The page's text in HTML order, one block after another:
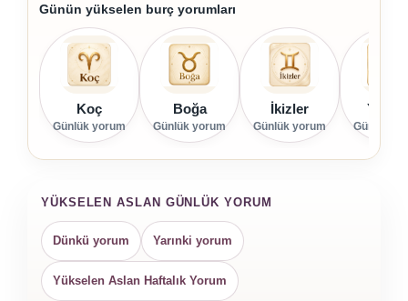
Günün yükselen burç yorumları
Koç
Günlük yorum
Boğa
Günlük yorum
İkizler
Günlük yorum Günlük
YÜKSELEN ASLAN GÜNLÜK YORUM
Dünkü yorum Yarınki yorum
Yükselen Aslan Haftalık Yorum